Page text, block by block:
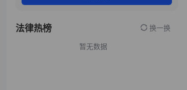
法律热榜 换一换
暂无数据